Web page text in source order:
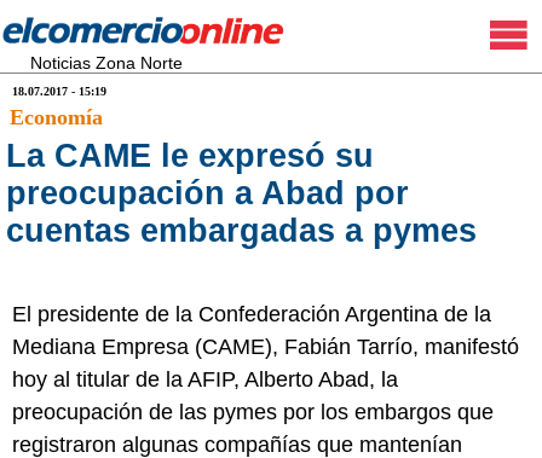
Noticias Zona Norte
18.07.2017 - 15:19
Economía
La CAME le expresó su
preocupación a Abad por
cuentas embargadas a pymes
El presidente de la Confederación Argentina de la
Mediana Empresa (CAME), Fabián Tarrío, manifestó
hoy al titular de la AFIP, Alberto Abad, la
preocupación de las pymes por los embargos que
registraron algunas compañías que mantenían